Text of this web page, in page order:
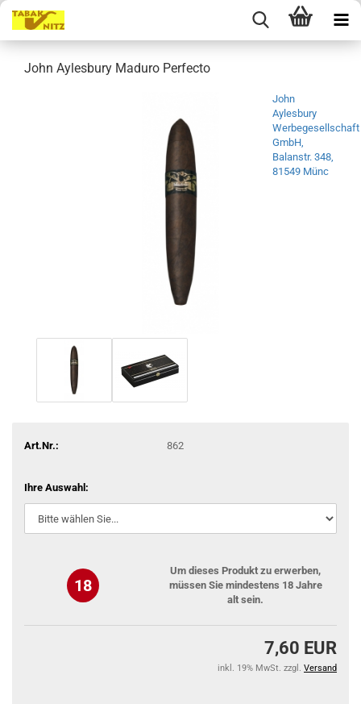
John Aylesbury Maduro Perfecto
John
Aylesbury
Werbegesellschaft
GmbH,
Balanstr. 348,
81549 Münc
Art.Nr.: 862
Ihre Auswahl:
18
Um dieses Produkt zu erwerben,
müssen Sie mindestens 18 Jahre
alt sein.
7,60 EUR
inkl. 19% MwSt. zzgl. Versand